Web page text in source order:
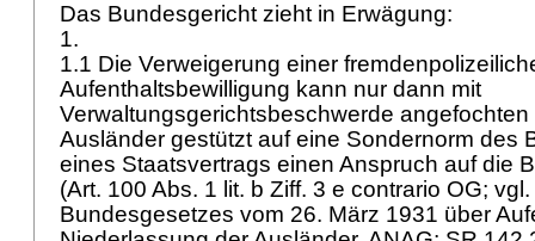
Das Bundesgericht zieht in Erwägung:
1.
1.1 Die Verweigerung einer
Aufenthaltsbewilligung kann nur dann mit
Verwaltungsgerichtsbeschwerde
Ausländer gestützt auf eine Sondernorm des
eines Staatsvertrags einen Anspruch auf die
(Art. 100 Abs. 1 lit. b Ziff. 3 e contrario OG;
Bundesgesetzes vom 26. März 1931 über